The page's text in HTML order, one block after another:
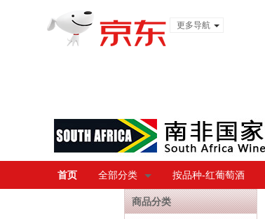
更多导航
首页 全部分类 按品种-红葡萄酒
商品分类